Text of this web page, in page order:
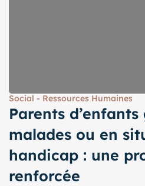
Social - Ressources Humaines
Parents
malades ou en
handicap : une
renforcée